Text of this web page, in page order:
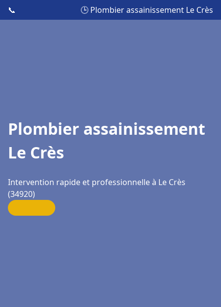
📞 🕒 Plombier assainissement Le Crès
Plombier assainissement
Le Crès
Intervention rapide et professionnelle à Le Crès
(34920)